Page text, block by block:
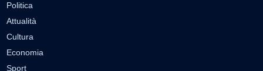
Politica
Attualità
Cultura
Economia
Sport